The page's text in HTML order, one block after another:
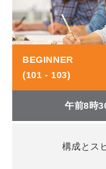
BEGINNER
(101 - 103)
午前8時
構成とス